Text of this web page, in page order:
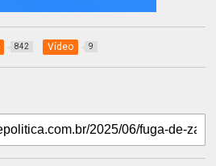
842 Vídeo 9